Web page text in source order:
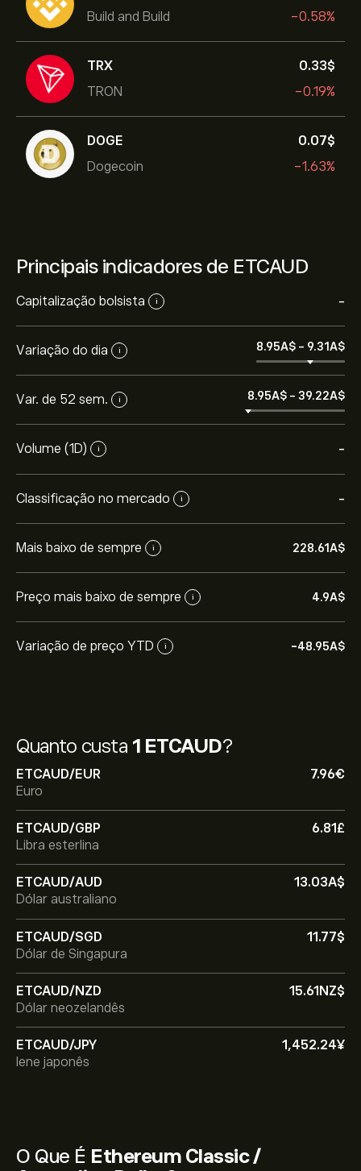
Build and Build
-0.58%
TRX
TRON
0.33‎$‎
-0.19%
DOGE
Dogecoin
0.07‎$‎
-1.63%
Quanto custa 1 ETCAUD?
ETCAUD/EUR
7.96‎€‎
Euro
ETCAUD/GBP
6.81‎£‎
Libra esterlina
ETCAUD/AUD
13.03‎A$‎
Dólar australiano
ETCAUD/SGD
11.77‎$‎
Dólar de Singapura
ETCAUD/NZD
15.61‎NZ$‎
Dólar neozelandês
ETCAUD/JPY
1,452.24‎¥‎
Iene japonês
Principais indicadores de ETCAUD
Capitalização bolsista i -
Variação do dia i 8.95‎A$‎ - 9.31‎A$‎
Var. de 52 sem. i 8.95‎A$‎ - 39.22‎A$‎
Volume (1D) i -
Classificação no mercado i -
Mais baixo de sempre i 228.61‎A$‎
Preço mais baixo de sempre i 4.9‎A$‎
Variação de preço YTD i -48.95‎A$‎
O Que É Ethereum Classic /